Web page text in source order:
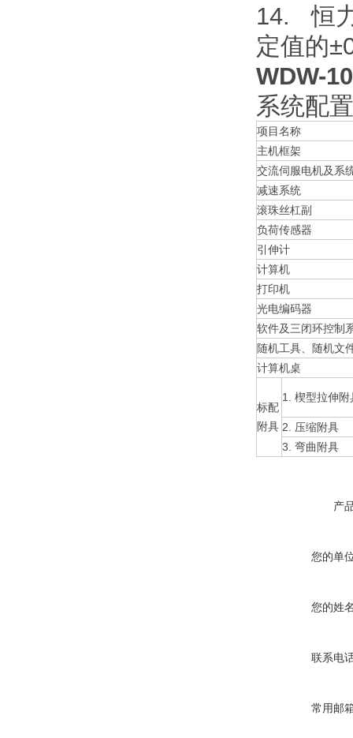
14. 恒
定值的
WDW-
系统配
项目名称
主机框架
交流伺服电机及系
减速系统
滚珠丝杠副
负荷传感器
引伸计
计算机
打印机
光电编码器
软件及三闭环控制
随机工具、随机文
计算机桌
标配
附具
1. 楔型拉伸附
2. 压缩附具
3. 弯曲附具
产
您的单
您的姓
联系电
常用邮